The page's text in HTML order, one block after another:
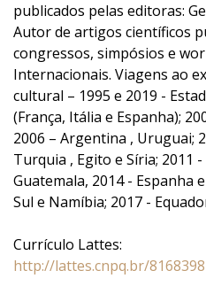
publicados pelas editoras:
Autor de artigos científicos
congressos, simpósios e
Internacionais. Viagens ao
cultural – 1995 e 2019 -
(França, Itália e Espanha);
2006 – Argentina , Uruguai;
Turquia , Egito e Síria; 2011
Guatemala, 2014 - Espanha
Sul e Namíbia; 2017 -
Currículo Lattes:
http://lattes.cnpq.br/